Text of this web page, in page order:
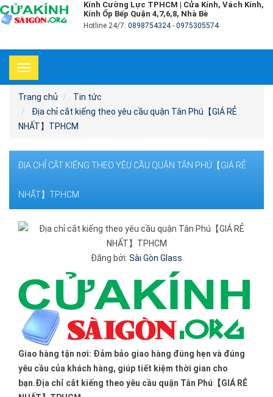
Kính Cường Lực TPHCM | Cửa Kính, Vách Kính,
Kính Ốp Bếp Quận 4,7,6,8, Nhà Bè
Hotline 24/7: 0898754324- 0975305574
Toggle
navigation
Trang chủ
Tin tức
Địa chỉ cắt kiếng theo yêu cầu quận Tân Phú【GIÁ RẺ
NHẤT】TPHCM
ĐỊA CHỈ CẮT KIẾNG THEO YÊU CẦU QUẬN TÂN PHÚ【GIÁ RẺ
NHẤT】TPHCM
Đăng bởi: Sài Gòn Glass
Giao hàng tận nơi: Đảm bảo giao hàng đúng hẹn và đúng
yêu cầu của khách hàng, giúp tiết kiệm thời gian cho
bạn.Địa chỉ cắt kiếng theo yêu cầu quận Tân Phú【GIÁ RẺ